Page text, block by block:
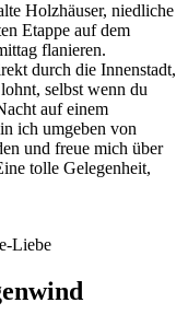
Holzhäuser, niedliche
Etappe auf dem
flanieren.
durch die Innenstadt,
selbst wenn du
auf einem
ich umgeben von
und freue mich über
tolle Gelegenheit,
Liebe